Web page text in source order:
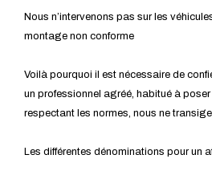
Nous n’intervenons pas sur les
montage non conforme
Voilà pourquoi il est nécessaire de
un professionnel agréé, habitué à
respectant les normes, nous ne
Les différentes dénominations pour un